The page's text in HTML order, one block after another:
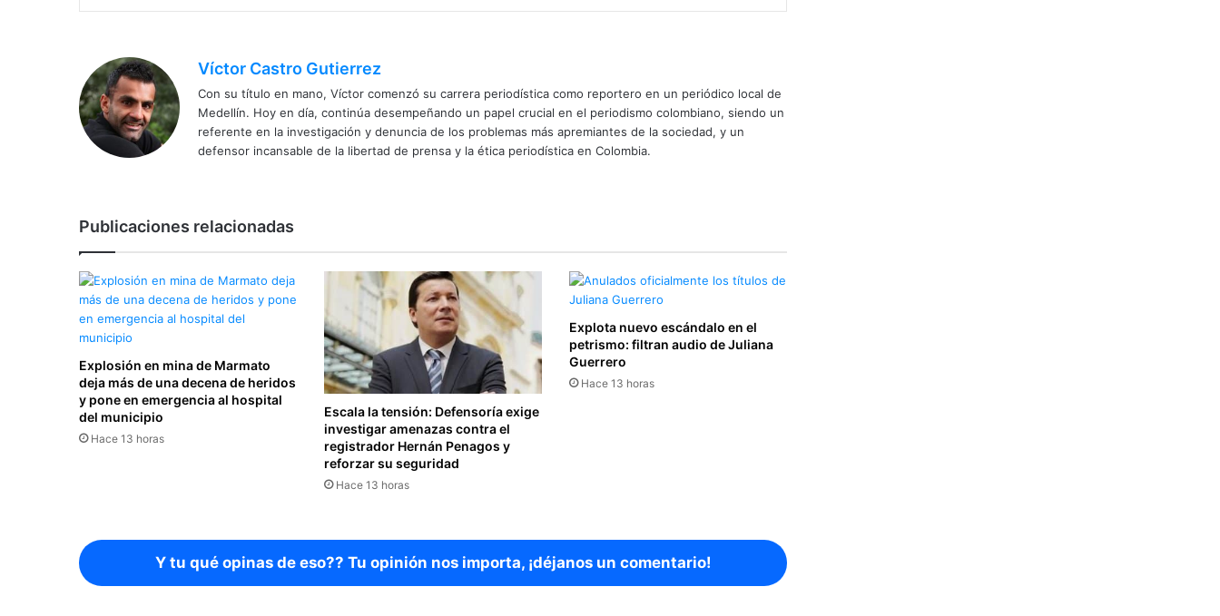
Víctor Castro Gutierrez
Con su título en mano, Víctor comenzó su carrera periodística como reportero en un periódico local de
Medellín. Hoy en día, continúa desempeñando un papel crucial en el periodismo colombiano, siendo un
referente en la investigación y denuncia de los problemas más apremiantes de la sociedad, y un
defensor incansable de la libertad de prensa y la ética periodística en Colombia.
Publicaciones relacionadas
Explosión en mina de Marmato
deja más de una decena de heridos
y pone en emergencia al hospital
del municipio
Hace 13 horas
Escala la tensión: Defensoría exige
investigar amenazas contra el
registrador Hernán Penagos y
reforzar su seguridad
Hace 13 horas
Explota nuevo escándalo en el
petrismo: filtran audio de Juliana
Guerrero
Hace 13 horas
Y tu qué opinas de eso?? Tu opinión nos importa, ¡déjanos un comentario!